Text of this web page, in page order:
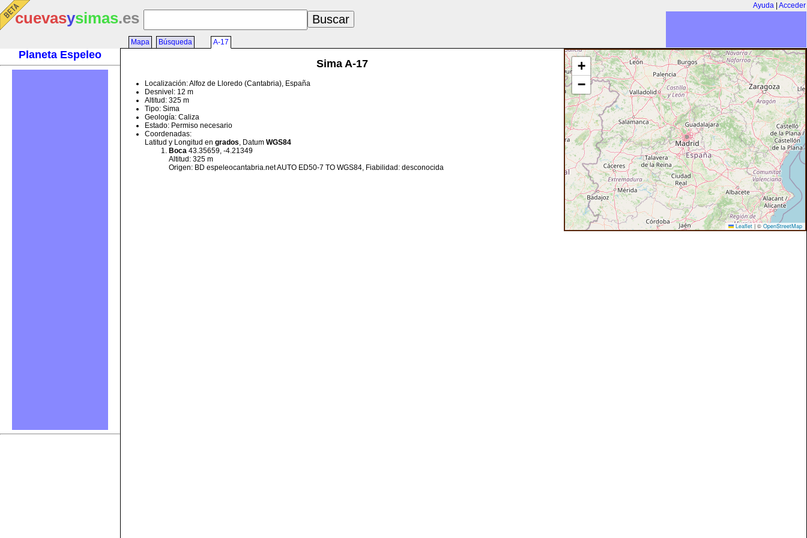
Ayuda Acceder
cuevasysimas.es
Planeta Espeleo
Mapa Búsqueda A-17
+
−
Leaflet | © OpenStreetMap
Sima A-17
Localización: Alfoz de Lloredo (Cantabria), España
Desnivel: 12 m
Altitud: 325 m
Tipo: Sima
Geología: Caliza
Estado: Permiso necesario
Coordenadas:
Latitud y Longitud en grados, Datum WGS84
Boca 43.35659, -4.21349
Altitud: 325 m
Origen: BD espeleocantabria.net AUTO ED50-7 TO WGS84, Fiabilidad: desconocida